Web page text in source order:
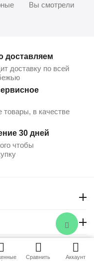
Вы смотрели
доставляем
доставку по всей
в качестве
30 дней
чтобы
Сравнить Аккаунт